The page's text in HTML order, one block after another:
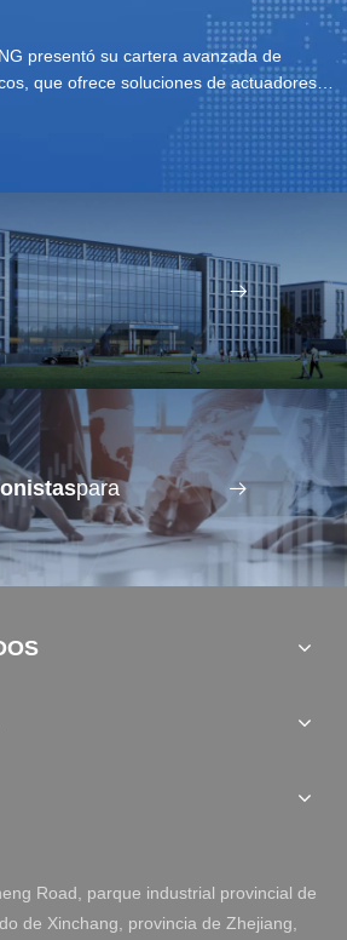
presentó su cartera avanzada de
que ofrece soluciones de actuadores
personalizables para innovadores en
para
Road, parque industrial provincial de
de Xinchang, provincia de Zhejiang,